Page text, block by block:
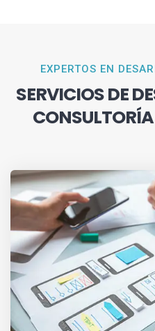
EXPERTOS EN
SERVICIOS DE